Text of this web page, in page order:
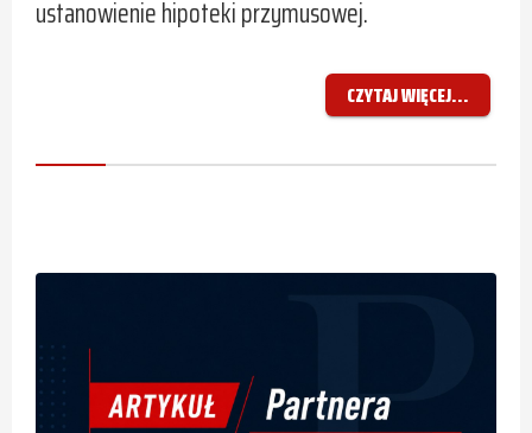
ustanowienie hipoteki przymusowej.
CZYTAJ WIĘCEJ...